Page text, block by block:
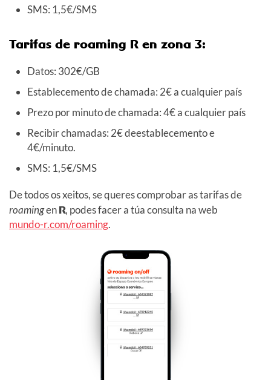
SMS: 1,5€/SMS
Tarifas de roaming R en zona 3:
Datos: 302€/GB
Establecemento de chamada: 2€ a cualquier país
Prezo por minuto de chamada: 4€ a cualquier país
Recibir chamadas: 2€ deestablecemento e
4€/minuto.
SMS: 1,5€/SMS
De todos os xeitos, se queres comprobar as tarifas de
roamingenR, podes facer a túa consulta na web
mundo-r.com/roaming.